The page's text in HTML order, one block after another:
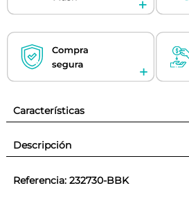
Características
Descripción
Referencia: 232730-BBK